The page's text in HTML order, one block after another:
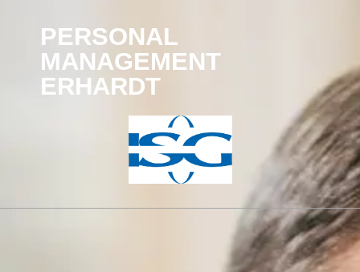
PERSONAL
MANAGEMENT
ERHARDT